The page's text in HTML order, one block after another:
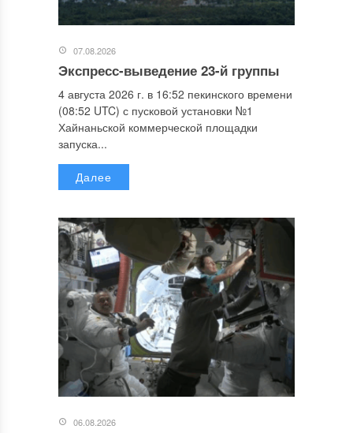
07.08.2026
Экспресс-выведение 23-й группы
4 августа 2026 г. в 16:52 пекинского времени
(08:52 UTC) с пусковой установки №1
Хайнаньской коммерческой площадки
запуска...
Далее
06.08.2026